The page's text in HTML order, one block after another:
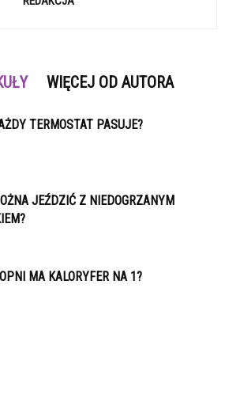
WIĘCEJ OD AUTORA
TERMOSTAT PASUJE?
JEŹDZIĆ Z NIEDOGRZANYM
MA KALORYFER NA 1?